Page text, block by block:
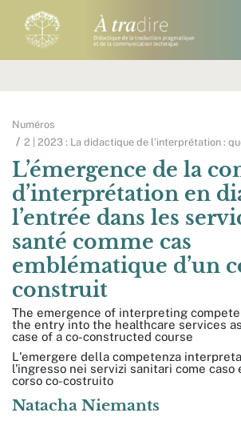
Numéros
2 | 2023 : La didactique de l’interprétation :
L’émergence de la
d’interprétation en
l’entrée dans les
santé comme cas
emblématique d’un
construit
The emergence of interpreting
the entry into the healthcare services
case of a co-constructed course
L'emergere della competenza
l'ingresso nei servizi sanitari come caso
corso co-costruito
Natacha Niemants